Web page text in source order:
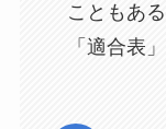
こともあ
「適合表